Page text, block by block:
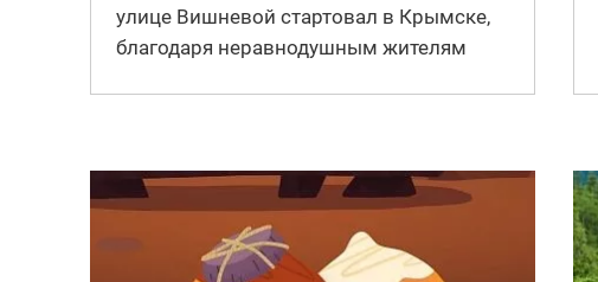
улице Вишневой стартовал в Крымске,
благодаря неравнодушным жителям